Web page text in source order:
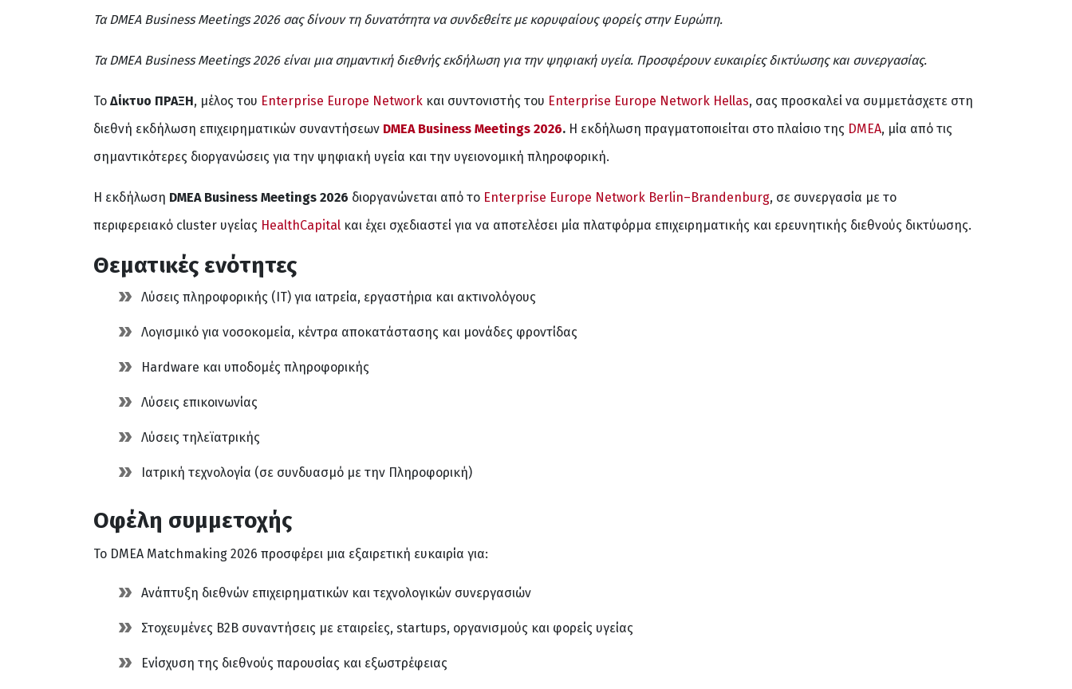
Τα DMEA Business Meetings 2026 σας δίνουν τη δυνατότητα να συνδεθείτε με κορυφαίους φορείς στην Ευρώπη.
Τα DMEA Business Meetings 2026 είναι μια σημαντική διεθνής εκδήλωση για την ψηφιακή υγεία. Προσφέρουν ευκαιρίες δικτύωσης και συνεργασίας.
Το Δίκτυο ΠΡΑΞΗ, μέλος του Enterprise Europe Network και συντονιστής του Enterprise Europe Network Hellas, σας προσκαλεί να συμμετάσχετε στη
διεθνή εκδήλωση επιχειρηματικών συναντήσεων DMEA Business Meetings 2026. Η εκδήλωση πραγματοποιείται στο πλαίσιο της DMEA, μία από τις
σημαντικότερες διοργανώσεις για την ψηφιακή υγεία και την υγειονομική πληροφορική.
Η εκδήλωση DMEA Business Meetings 2026 διοργανώνεται από το Enterprise Europe Network Berlin–Brandenburg, σε συνεργασία με το
περιφερειακό cluster υγείας HealthCapital και έχει σχεδιαστεί για να αποτελέσει μία πλατφόρμα επιχειρηματικής και ερευνητικής διεθνούς δικτύωσης.
Θεματικές ενότητες
Λύσεις πληροφορικής (IT) για ιατρεία, εργαστήρια και ακτινολόγους
Λογισμικό για νοσοκομεία, κέντρα αποκατάστασης και μονάδες φροντίδας
Hardware και υποδομές πληροφορικής
Λύσεις επικοινωνίας
Λύσεις τηλεϊατρικής
Ιατρική τεχνολογία (σε συνδυασμό με την Πληροφορική)
Οφέλη συμμετοχής
Το DMEA Matchmaking 2026 προσφέρει μια εξαιρετική ευκαιρία για:
Ανάπτυξη διεθνών επιχειρηματικών και τεχνολογικών συνεργασιών
Στοχευμένες B2B συναντήσεις με εταιρείες, startups, οργανισμούς και φορείς υγείας
Ενίσχυση της διεθνούς παρουσίας και εξωστρέφειας